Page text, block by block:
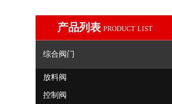
产品列表 PRODUCT LIST
综合阀门
放料阀
控制阀